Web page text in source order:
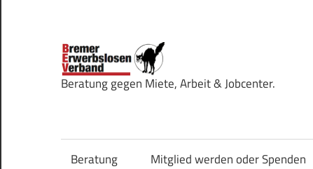
springen
Beratung gegen Miete, Arbeit & Jobcenter.
Beratung Mitglied werden oder Spenden